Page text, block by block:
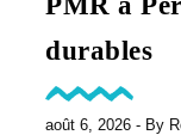
durables
août 6, 2026 - By